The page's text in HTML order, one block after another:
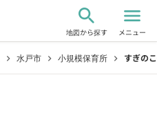
search
地図から探す
menu
メニュー
chevron_right 水戸市 chevron_right 小規模保育所 chevron_right すぎの